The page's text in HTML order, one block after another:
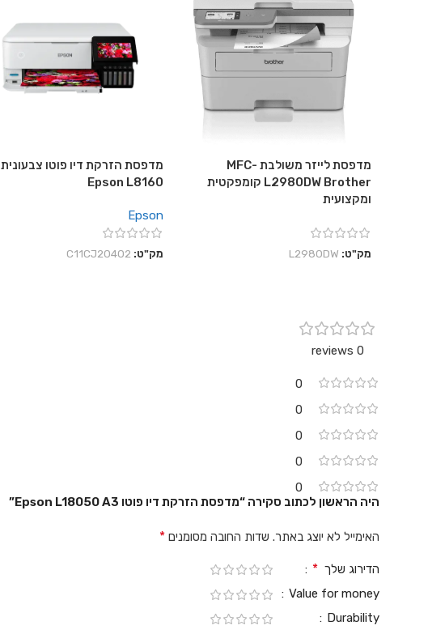
מדפסת לייזר משולבת MFC-
L2980DW Brother קומפקטית
ומקצועית
מק"ט: L2980DW
מדפסת הזרקת דיו פוטו צבעונית
Epson L8160
Epson
מק"ט: C11CJ20402
0 reviews
0
0
0
0
0
היה הראשון לכתוב סקירה “מדפסת ‏הזרקת דיו ‏פוטו Epson L18050 A3”
האימייל לא יוצג באתר. שדות החובה מסומנים *
הדירוג שלך *
Value for money
Durability